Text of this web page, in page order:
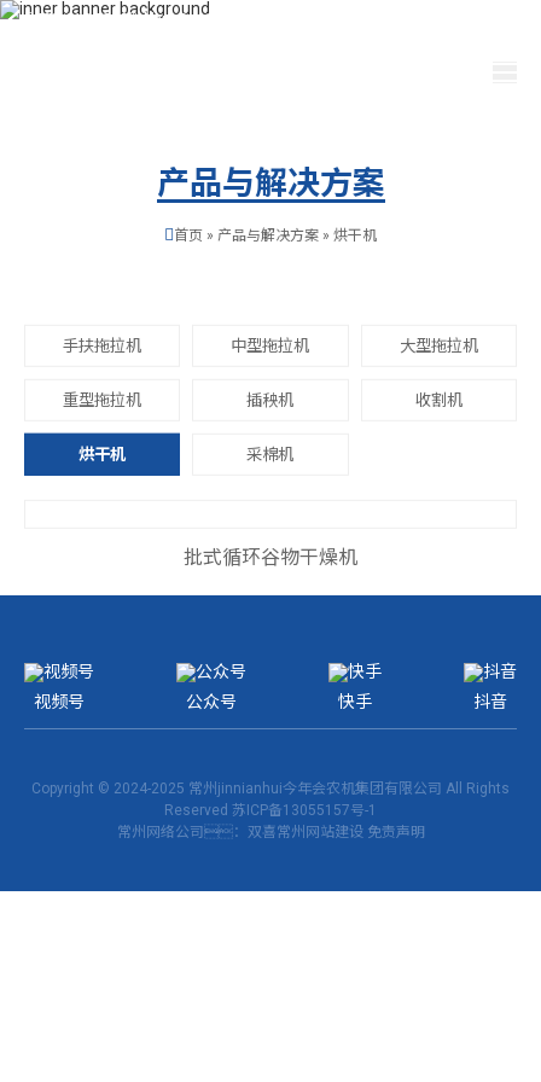
400-115-2288 dfam@ut440.com
产品与解决方案
首页 » 产品与解决方案 » 烘干机
手扶拖拉机 中型拖拉机 大型拖拉机
重型拖拉机 插秧机 收割机
烘干机 采棉机
批式循环谷物干燥机
视频号 公众号 快手 抖音
Copyright © 2024-2025 常州jinnianhui今年会农机集团有限公司 All Rights
Reserved 苏ICP备13055157号-1
常州网络公司：双喜常州网站建设 免责声明